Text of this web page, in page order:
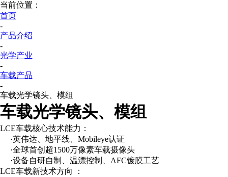
当前位置：
首页
-
产品介绍
-
光学产业
-
车载产品
-
车载光学镜头、模组
车载光学镜头、模组
LCE车载核心技术能力：
·英伟达、地平线、Mobileye认证
·全球首创超1500万像素车载摄像头
·设备自研自制、温漂控制、AFC镀膜工艺
LCE车载新技术方向 ：